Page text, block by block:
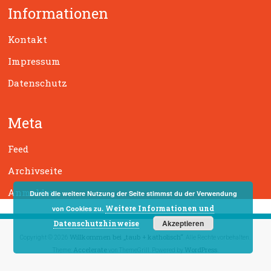
e
n
Informationen
Kontakt
Impressum
Datenschutz
Meta
Feed
Archivseite
Anmelden
Durch die weitere Nutzung der Seite stimmst du der Verwendung
von Cookies zu. Weitere Informationen und
Datenschutzhinweise
Akzeptieren